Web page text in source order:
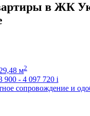
в ЖК
м2
900 - 4 097 720 i
сопровождение и